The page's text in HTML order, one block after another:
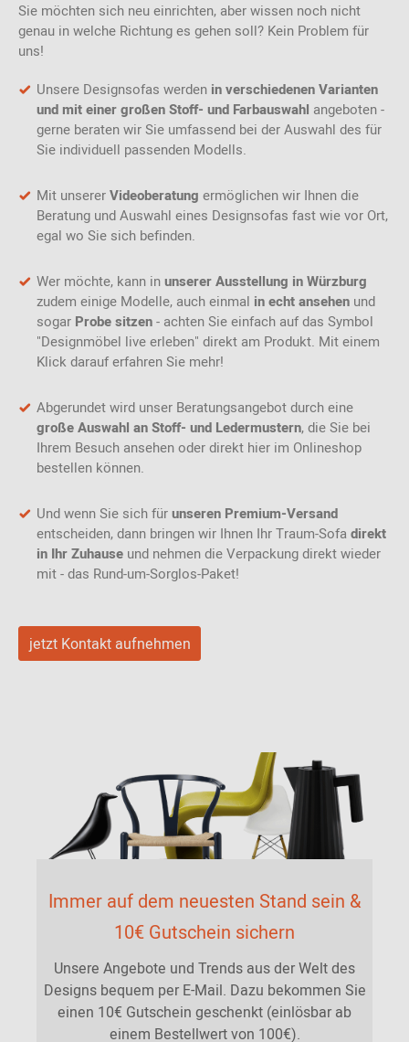
Sie möchten sich neu einrichten, aber wissen noch nicht
genau in welche Richtung es gehen soll? Kein Problem für
uns!
Unsere Designsofas werden in verschiedenen Varianten
und mit einer großen Stoff- und Farbauswahl angeboten -
gerne beraten wir Sie umfassend bei der Auswahl des für
Sie individuell passenden Modells.
Mit unsererVideoberatung ermöglichen wir Ihnen die
Beratung und Auswahl eines Designsofas fast wie vor Ort,
egal wo Sie sich befinden.
Wer möchte, kann inunserer Ausstellung in Würzburg
zudem einige Modelle, auch einmal in echt ansehen und
sogar Probe sitzen- achten Sie einfach auf das Symbol
"Designmöbel live erleben" direkt am Produkt. Mit einem
Klick darauf erfahren Sie mehr!
Abgerundet wird unser Beratungsangebot durch eine
große Auswahl an Stoff- und Ledermustern, die Sie bei
Ihrem Besuch ansehen oder direkt hier im Onlineshop
bestellen können.
Und wenn Sie sich fürunseren Premium-Versand
entscheiden, dann bringen wir Ihnen Ihr Traum-Sofadirekt
in Ihr Zuhause und nehmen die Verpackung direkt wieder
mit - das Rund-um-Sorglos-Paket!
jetzt Kontakt aufnehmen
Immer auf dem neuesten Stand sein &
10€ Gutschein sichern
Unsere Angebote und Trends aus der Welt des
Designs bequem per E-Mail. Dazu bekommen Sie
einen 10€ Gutschein geschenkt (einlösbar ab
einem Bestellwert von 100€).